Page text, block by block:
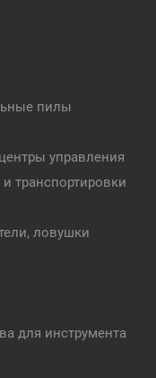
пилы
управления
транспортировки
ловушки
для инструмента